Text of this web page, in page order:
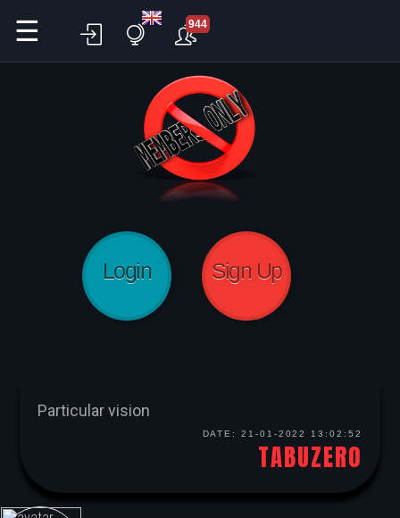
944
☰
Login Sign Up
Particular vision
DATE:21-01-2022 13:02:52
TABUZERO